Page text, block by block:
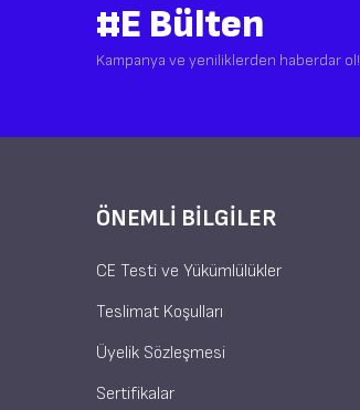
#E Bülten
Kampanya ve yeniliklerden haberdar ol!
ÖNEMLI BILGILER
CE Testi ve Yükümlülükler
Teslimat Koşulları
Üyelik Sözleşmesi
Sertifikalar